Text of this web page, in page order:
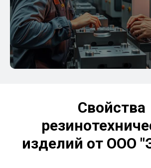
Свойства
изделий от ООО